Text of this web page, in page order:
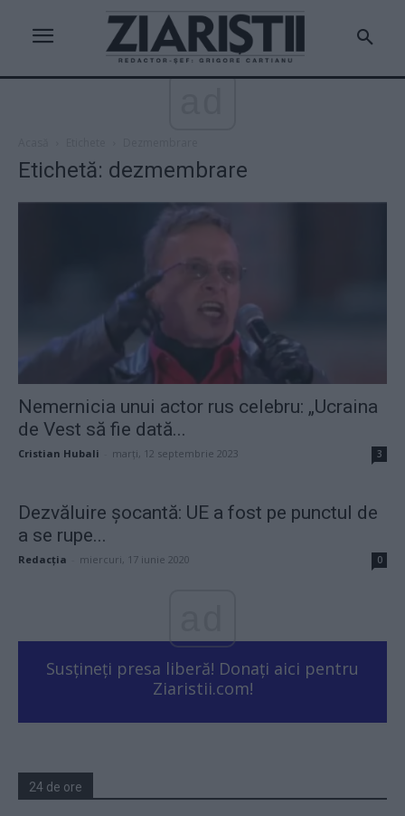
Etichetă: dezmembrare
Nemernicia unui actor rus celebru: „Ucraina
de Vest să fie dată...
Cristian Hubali marți, 12 septembrie 2023 3
Dezvăluire șocantă: UE a fost pe punctul de
a se rupe...
Redacţia miercuri, 17 iunie 2020 0
Susțineți presa liberă! Donați aici pentru
Ziaristii.com!
24 de ore